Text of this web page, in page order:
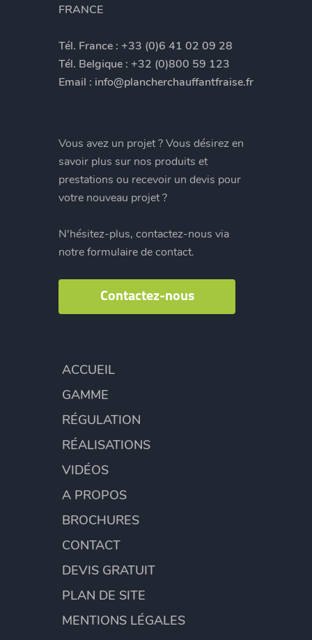
FRANCE
Tél. France : +33 (0)6 41 02 09 28
Tél. Belgique : +32 (0)800 59 123
Email : info@plancherchauffantfraise.fr
Vous avez un projet ? Vous désirez en
savoir plus sur nos produits et
prestations ou recevoir un devis pour
votre nouveau projet ?
N'hésitez-plus, contactez-nous via
notre formulaire de contact.
Contactez-nous
ACCUEIL
GAMME
RÉGULATION
RÉALISATIONS
VIDÉOS
A PROPOS
BROCHURES
CONTACT
DEVIS GRATUIT
PLAN DE SITE
MENTIONS LÉGALES